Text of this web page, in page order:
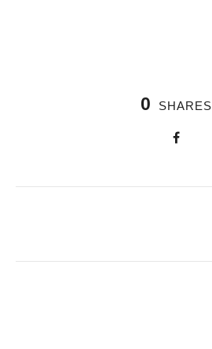
0 SHARES